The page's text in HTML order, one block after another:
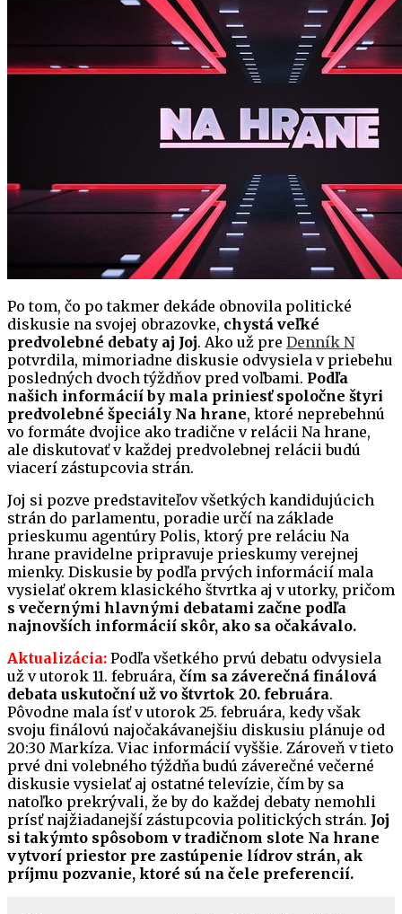
Po tom, čo po takmer dekáde obnovila politické
diskusie na svojej obrazovke, chystá veľké
predvolebné debaty aj Joj. Ako už pre Denník N
potvrdila, mimoriadne diskusie odvysiela v priebehu
posledných dvoch týždňov pred voľbami. Podľa
našich informácií by mala priniesť spoločne štyri
predvolebné špeciály Na hrane, ktoré neprebehnú
vo formáte dvojice ako tradične v relácii Na hrane,
ale diskutovať v každej predvolebnej relácii budú
viacerí zástupcovia strán.
Joj si pozve predstaviteľov všetkých kandidujúcich
strán do parlamentu, poradie určí na základe
prieskumu agentúry Polis, ktorý pre reláciu Na
hrane pravidelne pripravuje prieskumy verejnej
mienky. Diskusie by podľa prvých informácií mala
vysielať okrem klasického štvrtka aj v utorky, pričom
s večernými hlavnými debatami začne podľa
najnovších informácií skôr, ako sa očakávalo.
Aktualizácia: Podľa všetkého prvú debatu odvysiela
už v utorok 11. februára, čím sa záverečná finálová
debata uskutoční už vo štvrtok 20. februára.
Pôvodne mala ísť v utorok 25. februára, kedy však
svoju finálovú najočakávanejšiu diskusiu plánuje od
20:30 Markíza. Viac informácií vyššie. Zároveň v tieto
prvé dni volebného týždňa budú záverečné večerné
diskusie vysielať aj ostatné televízie, čím by sa
natoľko prekrývali, že by do každej debaty nemohli
prísť najžiadanejší zástupcovia politických strán. Joj
si takýmto spôsobom v tradičnom slote Na hrane
vytvorí priestor pre zastúpenie lídrov strán, ak
príjmu pozvanie, ktoré sú na čele preferencií.